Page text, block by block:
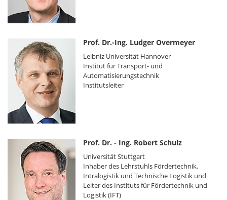
Prof. Dr.-Ing. Ludger Overmeyer
Leibniz Universität Hannover
Institut für Transport- und
Automatisierungstechnik
Institutsleiter
Prof. Dr. - Ing. Robert Schulz
Universität Stuttgart
Inhaber des Lehrstuhls Fördertechnik,
Intralogistik und Technische Logistik und
Leiter des Instituts für Fördertechnik und
Logistik (IFT)